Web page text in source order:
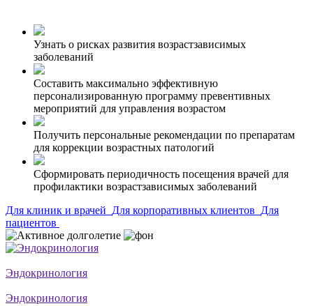
Узнать о рисках развития возрастзависимых
заболеваний
Составить максимально эффективную
персонализированную программу превентивных
мероприятий для управления возрастом
Получить персональные рекомендации по препаратам
для коррекции возрастных патологий
Сформировать периодичность посещения врачей для
профилактики возрастзависимых заболеваний
Для клиник и врачей Для корпоративных клиентов Для
пациентов
Эндокринология
Эндокринология